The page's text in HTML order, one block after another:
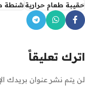
حقيبة طعام حراريةشنطة
اترك تعليقاً
لن يتم نشر عنوان بريدك